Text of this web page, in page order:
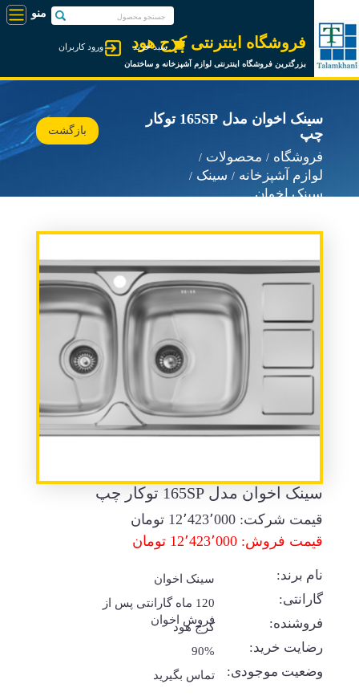
فروشگاه اینترنتی کرج هود
بزرگترین فروشگاه اینترنتی لوازم آشپزخانه و ساختمان
ورود کاربران سبد خرید
سینک اخوان مدل 165SP توکار
چپ
فروشگاه
محصولات
لوازم آشپزخانه
سینک
سینک اخوان
بازگشت
سینک اخوان مدل 165SP توکار چپ
قیمت شرکت: 12٬423٬000 تومان
قیمت فروش: 12٬423٬000 تومان
نام برند: سینک اخوان
گارانتی:
120 ماه گارانتی پس از
فروش اخوان
فروشنده: کرج هود
رضایت خرید: 90%
وضعیت موجودی: تماس بگیرید